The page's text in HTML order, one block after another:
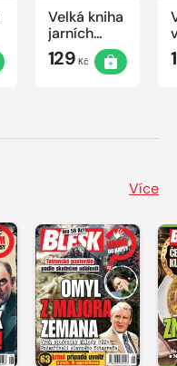
Velká kniha
jarních
křížovek
2026
129 Kč
Více